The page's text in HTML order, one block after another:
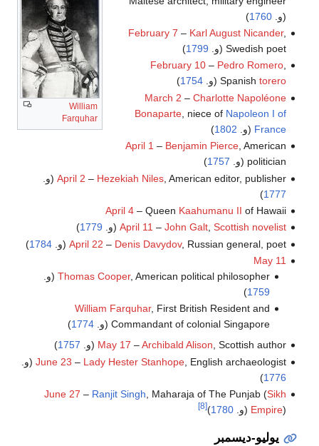
William
Farquhar
(و.1760
)
February 7 – Karl August Nicander,
Swedish poet (و.
1799
)
February 10– Pedro Romero,
Spanish torero (و.1754
)
March 2 – Charlotte Napoléone
Bonaparte, niece of Napoleon I of
France (و. 1802
)
April 1 – Benjamin Pierce, American
politician (و.
1757
)
April 2 – Hezekiah Niles, American editor, publisher (و.
1777
)
April 4– Queen Kaahumanu II of Hawaii
April 11 – John Galt, Scottish novelist (و. 1779
)
April 22 – Denis Davydov, Russian general, poet (و. 1784
)
May 11
Thomas Cooper, American political philosopher (و.
1759
)
William Farquhar, First British Resident and
Commandant of colonial Singapore (و.
1774
)
May 17 –Archibald Alison, Scottish author (و. 1757
)
June 23 – Lady Hester Stanhope, English archaeologist (و.
1776
)
June 27 – Ranjit Singh, Maharaja of The Punjab (Sikh
Empire) (و. 1780
)
[8]
يوليو-ديسمبر